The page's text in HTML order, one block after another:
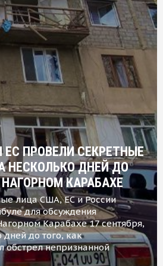
ПРОВЕЛИ СЕКРЕТНЫЕ
НЕСКОЛЬКО ДНЕЙ ДО
КАРАБАХЕ
лица США, ЕС и России
для обсуждения
Карабахе 17 сентября,
дней до того, как
обстрел непризнанной